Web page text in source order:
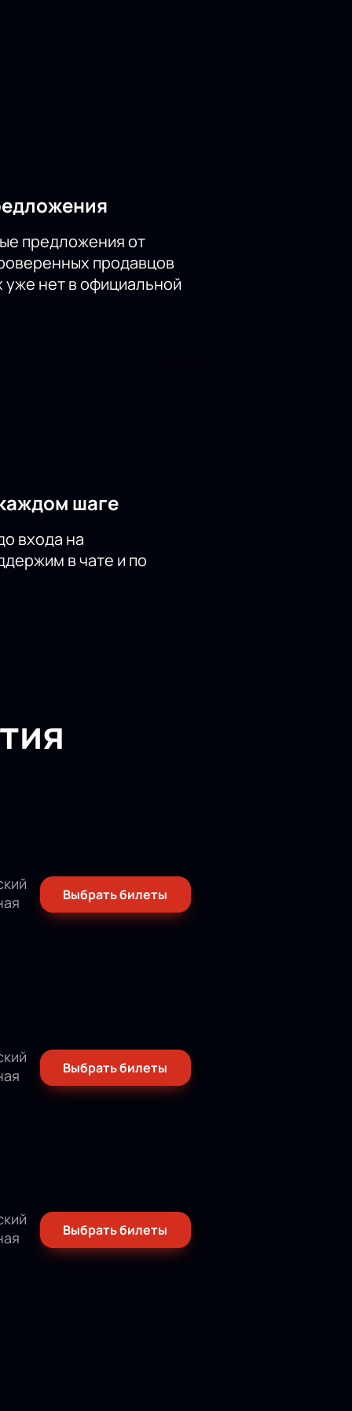
онлайн. На сайте
предложения от
продавцов
нет в официальной
шаге
входа на
в чате и по
Выбрать билеты
Выбрать билеты
Выбрать билеты